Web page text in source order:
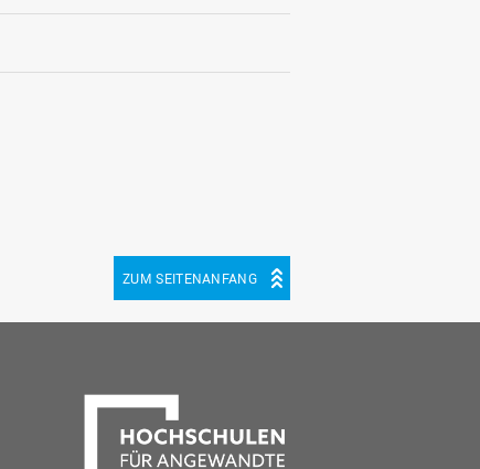
ZUM SEITENANFANG